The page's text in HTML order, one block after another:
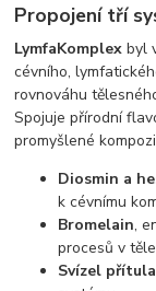
Propojení tří
LymfaKomplex byl
cévního,
rovnováhu
Spojuje přírodní
promyšlené
Diosmin a
k cévnímu
Bromelain,
procesů v
Svízel přítula